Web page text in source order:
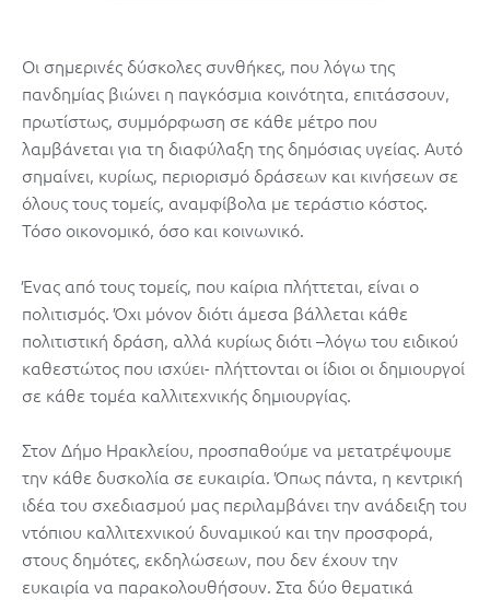
Οι σημερινές δύσκολες συνθήκες, που λόγω της
πανδημίας βιώνει η παγκόσμια κοινότητα, επιτάσσουν,
πρωτίστως, συμμόρφωση σε κάθε μέτρο που
λαμβάνεται για τη διαφύλαξη της δημόσιας υγείας. Αυτό
σημαίνει, κυρίως, περιορισμό δράσεων και κινήσεων σε
όλους τους τομείς, αναμφίβολα με τεράστιο κόστος.
Τόσο οικονομικό, όσο και κοινωνικό.
Ένας από τους τομείς, που καίρια πλήττεται, είναι ο
πολιτισμός. Όχι μόνον διότι άμεσα βάλλεται κάθε
πολιτιστική δράση, αλλά κυρίως διότι –λόγω του ειδικού
καθεστώτος που ισχύει- πλήττονται οι ίδιοι οι δημιουργοί
σε κάθε τομέα καλλιτεχνικής δημιουργίας.
Στον Δήμο Ηρακλείου, προσπαθούμε να μετατρέψουμε
την κάθε δυσκολία σε ευκαιρία. Όπως πάντα, η κεντρική
ιδέα του σχεδιασμού μας περιλαμβάνει την ανάδειξη του
ντόπιου καλλιτεχνικού δυναμικού και την προσφορά,
στους δημότες, εκδηλώσεων, που δεν έχουν την
ευκαιρία να παρακολουθήσουν. Στα δύο θεματικά